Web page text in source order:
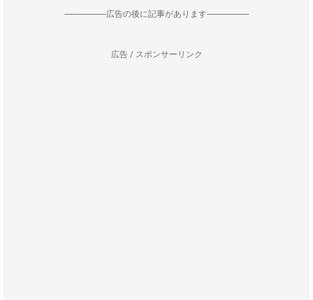
--------------------広告の後に記事があります--------------------
広告 / スポンサーリンク